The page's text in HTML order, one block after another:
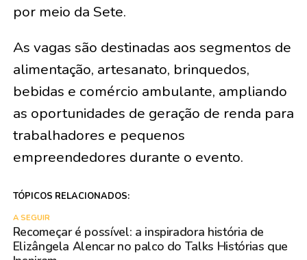
por meio da Sete.
As vagas são destinadas aos segmentos de
alimentação, artesanato, brinquedos,
bebidas e comércio ambulante, ampliando
as oportunidades de geração de renda para
trabalhadores e pequenos
empreendedores durante o evento.
TÓPICOS RELACIONADOS:
A SEGUIR
Recomeçar é possível: a inspiradora história de
Elizângela Alencar no palco do Talks Histórias que